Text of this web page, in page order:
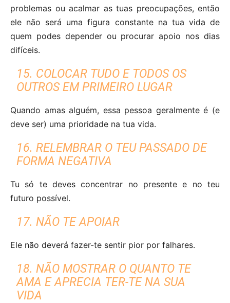
problemas ou acalmar as tuas preocupações, então
ele não será uma figura constante na tua vida de
quem podes depender ou procurar apoio nos dias
difíceis.
15. COLOCAR TUDO E TODOS OS
OUTROS EM PRIMEIRO LUGAR
Quando amas alguém, essa pessoa geralmente é (e
deve ser) uma prioridade na tua vida.
16. RELEMBRAR O TEU PASSADO DE
FORMA NEGATIVA
Tu só te deves concentrar no presente e no teu
futuro possível.
17. NÃO TE APOIAR
Ele não deverá fazer-te sentir pior por falhares.
18. NÃO MOSTRAR O QUANTO TE
AMA E APRECIA TER-TE NA SUA
VIDA